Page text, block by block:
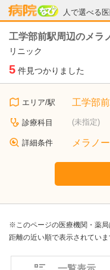
人で選べる
病院なび
工学部前駅周辺のメラ
リニック
5 件見つかりました
エリア/駅 工学部
診療科目 (未指定)
詳細条件 メラノ
※このページの医療機関・薬局
距離の近い順で表示されてい